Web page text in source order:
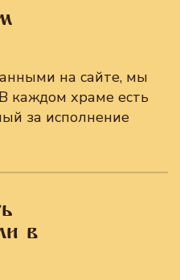
на сайте, мы
каждом храме есть
за исполнение
в